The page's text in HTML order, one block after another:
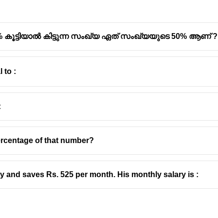
കൂട്ടിയാൽ കിട്ടുന്ന സംഖ്യ ഏത് സംഖ്യയുടെ 50% ആണ് ?
to :
of that number?
and saves Rs. 525 per month. His monthly salary is :